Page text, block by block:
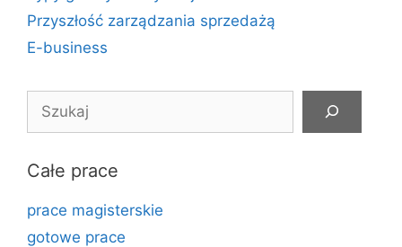
Przyszłość zarządzania sprzedażą
E-business
Całe prace
prace magisterskie
gotowe prace